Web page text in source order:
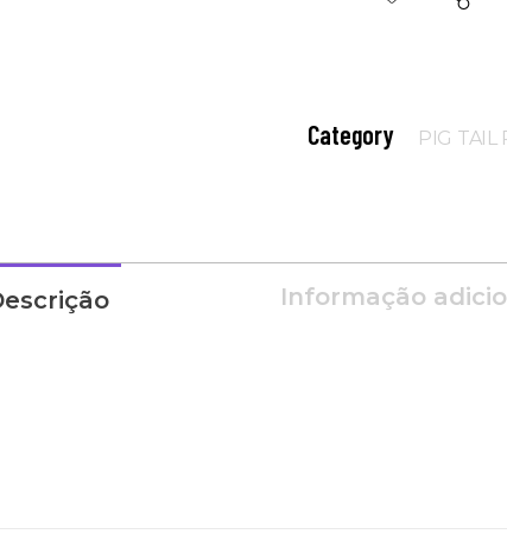
Category PIG TAIL
Informação